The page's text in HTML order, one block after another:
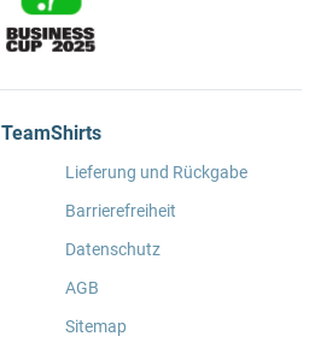
TeamShirts
Lieferung und Rückgabe
Barrierefreiheit
Datenschutz
AGB
Sitemap